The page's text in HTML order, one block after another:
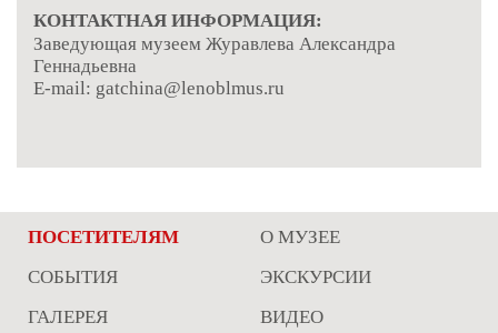
КОНТАКТНАЯ ИНФОРМАЦИЯ:
Заведующая музеем Журавлева Александра
Геннадьевна
E-mail: gatchina@lenoblmus.ru
ПОСЕТИТЕЛЯМ
О МУЗЕЕ
СОБЫТИЯ
ЭКСКУРСИИ
ГАЛЕРЕЯ
ВИДЕО